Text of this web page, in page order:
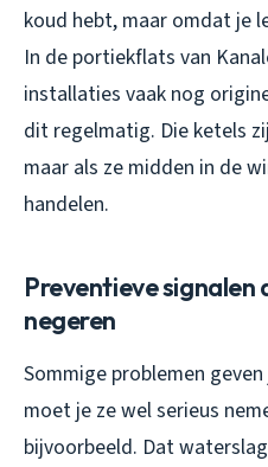
koud hebt, maar omdat je
In de portiekflats van
installaties vaak nog
dit regelmatig. Die ketels
maar als ze midden in de
handelen.
Preventieve signalen
negeren
Sommige problemen
moet je ze wel serieus
bijvoorbeeld. Dat